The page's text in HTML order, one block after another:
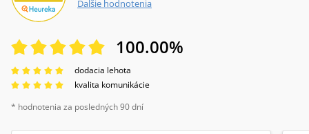
Ďalšie hodnotenia
100.00%
dodacia lehota
kvalita komunikácie
* hodnotenia za posledných 90 dní